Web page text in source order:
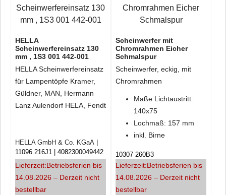
HELLA
Scheinwerfereinsatz 130
mm , 1S3 001 442-001
HELLA Scheinwerfereinsatz
für Lampentöpfe Kramer,
Güldner, MAN, Hermann
Lanz Aulendorf HELA, Fendt
HELLA GmbH & Co. KGaA
11096 216J1
4082300049442
Lieferzeit:Betriebsferien bis
14.08.2026 – Derzeit nicht
bestellbar
Scheinwerfer mit
Chromrahmen Eicher
Schmalspur
Scheinwerfer, eckig, mit
Chromrahmen
Maße Lichtaustritt:
140x75
Lochmaß: 157 mm
inkl. Birne
10307 260B3
Lieferzeit:Betriebsferien bis
14.08.2026 – Derzeit nicht
bestellbar